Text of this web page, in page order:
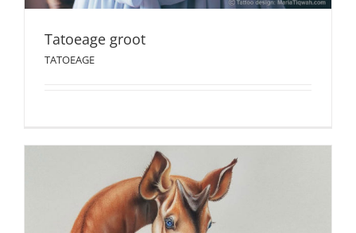
Tatoeage groot
TATOEAGE